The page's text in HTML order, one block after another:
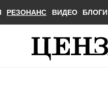
РЕЗОНАНС ВИДЕО БЛОГИ